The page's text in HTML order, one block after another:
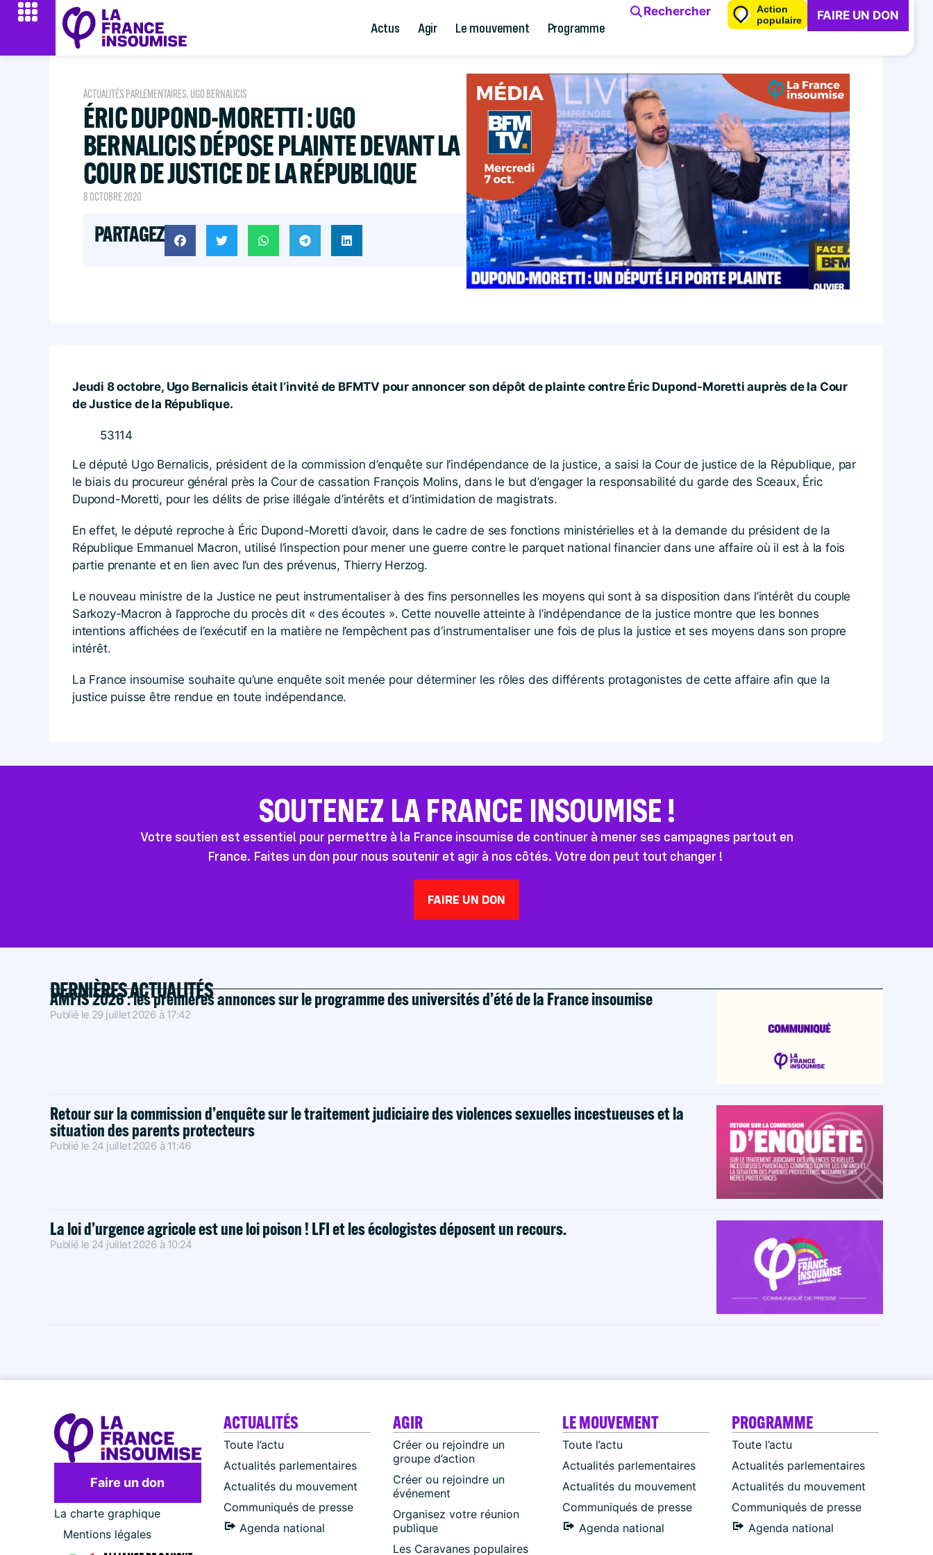
Actus Agir Le mouvement Programme
Rechercher
Action
populaire
FAIRE UN DON
ACTUALITÉS PARLEMENTAIRES, UGO BERNALICIS
ÉRIC DUPOND-MORETTI : UGO
BERNALICIS DÉPOSE PLAINTE DEVANT LA
COUR DE JUSTICE DE LA RÉPUBLIQUE
8 OCTOBRE 2020
PARTAGEZ
Jeudi 8 octobre, Ugo Bernalicis était l’invité de BFMTV pour annoncer son dépôt de plainte contre Éric Dupond-Moretti auprès de la Cour
de Justice de la République.
53114
Le député Ugo Bernalicis, président de la commission d’enquête sur l’indépendance de la justice, a saisi la Cour de justice de la République, par
le biais du procureur général près la Cour de cassation François Molins, dans le but d’engager la responsabilité du garde des Sceaux, Éric
Dupond-Moretti, pour les délits de prise illégale d’intérêts et d’intimidation de magistrats.
En effet, le député reproche à Éric Dupond-Moretti d’avoir, dans le cadre de ses fonctions ministérielles et à la demande du président de la
République Emmanuel Macron, utilisé l’inspection pour mener une guerre contre le parquet national financier dans une affaire où il est à la fois
partie prenante et en lien avec l’un des prévenus, Thierry Herzog.
Le nouveau ministre de la Justice ne peut instrumentaliser à des fins personnelles les moyens qui sont à sa disposition dans l’intérêt du couple
Sarkozy-Macron à l’approche du procès dit « des écoutes ». Cette nouvelle atteinte à l’indépendance de la justice montre que les bonnes
intentions affichées de l’exécutif en la matière ne l’empêchent pas d’instrumentaliser une fois de plus la justice et ses moyens dans son propre
intérêt.
La France insoumise souhaite qu’une enquête soit menée pour déterminer les rôles des différents protagonistes de cette affaire afin que la
justice puisse être rendue en toute indépendance.
SOUTENEZ LA FRANCE INSOUMISE !
Votre soutien est essentiel pour permettre à la France insoumise de continuer à mener ses campagnes partout en
France. Faites un don pour nous soutenir et agir à nos côtés. Votre don peut tout changer !
FAIRE UN DON
DERNIÈRES ACTUALITÉS
AMFIS 2026 : les premières annonces sur le programme des universités d’été de la France insoumise
Publié le 29 juillet 2026 à 17:42
Retour sur la commission d’enquête sur le traitement judiciaire des violences sexuelles incestueuses et la
situation des parents protecteurs
Publié le 24 juillet 2026 à 11:46
La loi d’urgence agricole est une loi poison ! LFI et les écologistes déposent un recours.
Publié le 24 juillet 2026 à 10:24
Faire un don
La charte graphique
Mentions légales
ACTUALITÉS
Toute l’actu
Actualités parlementaires
Actualités du mouvement
Communiqués de presse
Agenda national
AGIR
Créer ou rejoindre un
groupe d’action
Créer ou rejoindre un
événement
Organisez votre réunion
publique
Les Caravanes populaires
LE MOUVEMENT
Toute l’actu
Actualités parlementaires
Actualités du mouvement
Communiqués de presse
Agenda national
PROGRAMME
Toute l’actu
Actualités parlementaires
Actualités du mouvement
Communiqués de presse
Agenda national